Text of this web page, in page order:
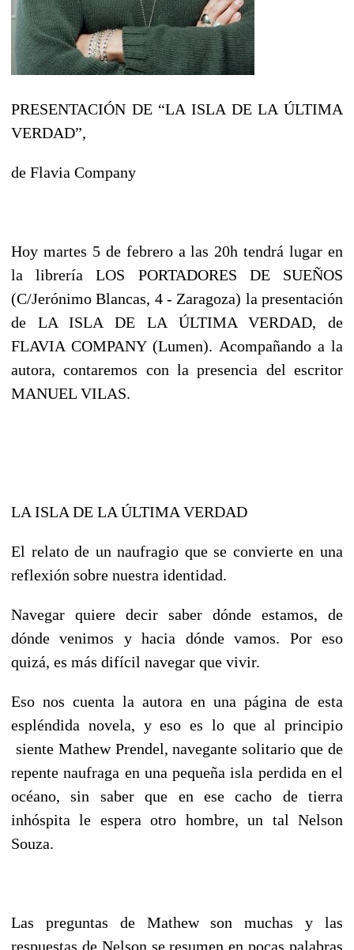
PRESENTACIÓN DE “LA ISLA DE LA ÚLTIMA
VERDAD”,
de Flavia Company
Hoy martes 5 de febrero a las 20h tendrá lugar en
la librería LOS PORTADORES DE SUEÑOS
(C/Jerónimo Blancas, 4 - Zaragoza) la presentación
de LA ISLA DE LA ÚLTIMA VERDAD, de
FLAVIA COMPANY (Lumen). Acompañando a la
autora, contaremos con la presencia del escritor
MANUEL VILAS.
LA ISLA DE LA ÚLTIMA VERDAD
El relato de un naufragio que se convierte en una
reflexión sobre nuestra identidad.
Navegar quiere decir saber dónde estamos, de
dónde venimos y hacia dónde vamos. Por eso
quizá, es más difícil navegar que vivir.
Eso nos cuenta la autora en una página de esta
espléndida novela, y eso es lo que al principio
siente Mathew Prendel, navegante solitario que de
repente naufraga en una pequeña isla perdida en el
océano, sin saber que en ese cacho de tierra
inhóspita le espera otro hombre, un tal Nelson
Souza.
Las preguntas de Mathew son muchas y las
respuestas de Nelson se resumen en pocas palabras